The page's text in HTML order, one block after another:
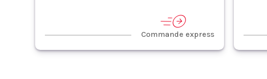
Commande express